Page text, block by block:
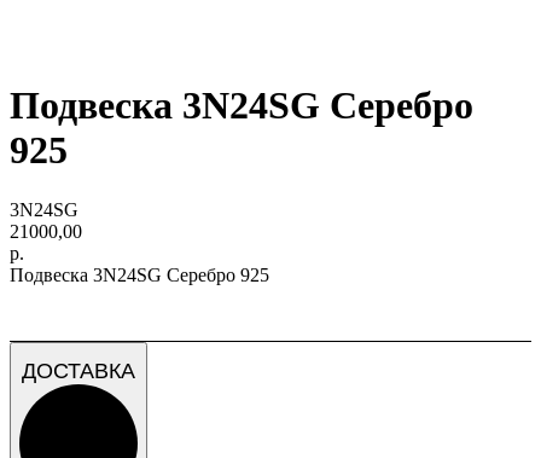
Подвеска 3N24SG Серебро
925
3N24SG
21000,00
р.
Подвеска 3N24SG Серебро 925
ДОСТАВКА